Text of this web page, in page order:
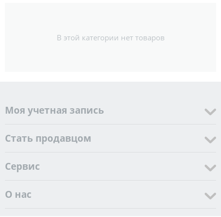
В этой категории нет товаров
Моя учетная запись
Стать продавцом
Cервис
О нас